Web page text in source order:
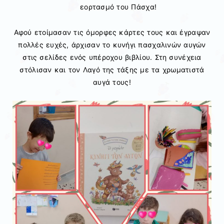
εορτασμό του Πάσχα!
Αφού ετοίμασαν τις όμορφες κάρτες τους και έγραψαν
πολλές ευχές, άρχισαν το κυνήγι πασχαλινών αυγών
στις σελίδες ενός υπέροχου βιβλίου. Στη συνέχεια
στόλισαν και τον Λαγό της τάξης με τα χρωματιστά
αυγά τους!